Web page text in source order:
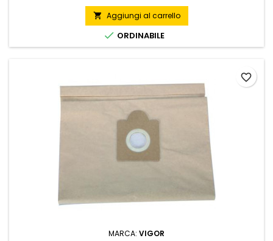
 Aggiungi al carrello
 ORDINABILE
MARCA: VIGOR
favorite_border